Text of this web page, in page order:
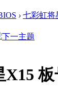
› 七彩虹将
板